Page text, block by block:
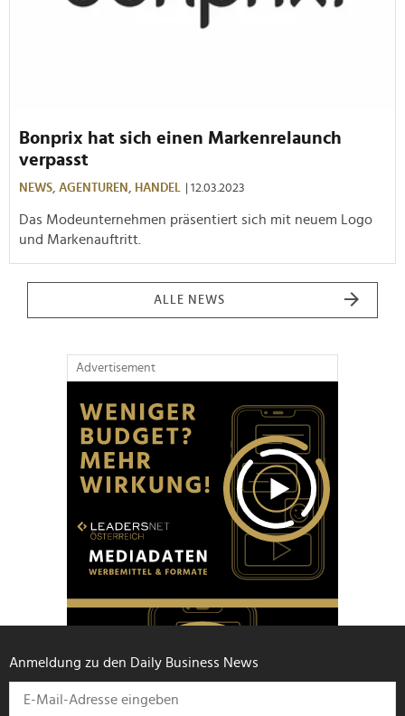
Bonprix hat sich einen Markenrelaunch
verpasst
NEWS, AGENTUREN, HANDEL | 12.03.2023
Das Modeunternehmen präsentiert sich mit neuem Logo
und Markenauftritt.
ALLE NEWS
Advertisement
Anmeldung zu den Daily Business News